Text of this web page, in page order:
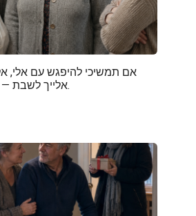
אלייך לשבת — אמר אמיר לאמו.